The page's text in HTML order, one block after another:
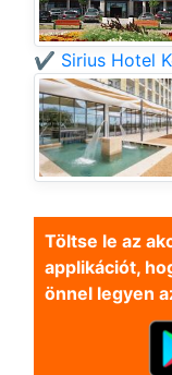
✔️ Sirius Hotel
Töltse le az
applikációt,
önnel legyen